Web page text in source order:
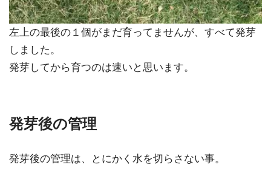
左上の最後の１個がまだ育ってませんが、すべて発芽
しました。
発芽してから育つのは速いと思います。
発芽後の管理
発芽後の管理は、とにかく水を切らさない事。